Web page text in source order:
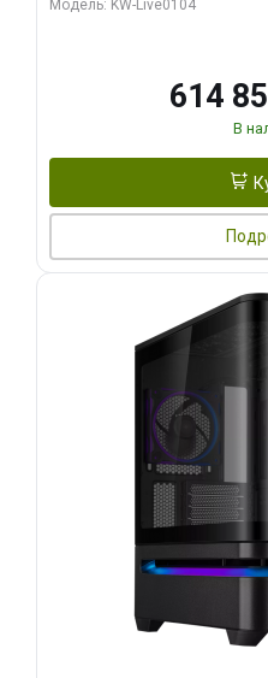
Модель: KW-Live0104
614
В